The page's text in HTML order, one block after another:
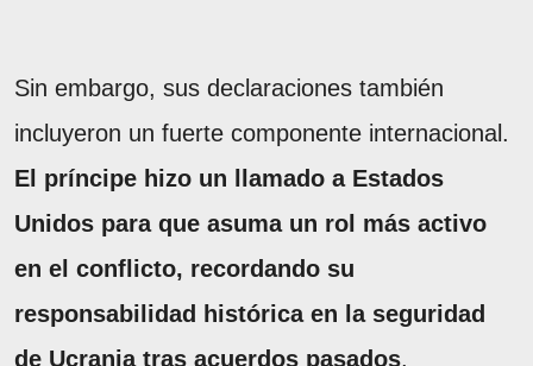
Sin embargo, sus declaraciones también
incluyeron un fuerte componente internacional.
El príncipe hizo un llamado a Estados
Unidos para que asuma un rol más activo
en el conflicto, recordando su
responsabilidad histórica en la seguridad
de Ucrania tras acuerdos pasados.